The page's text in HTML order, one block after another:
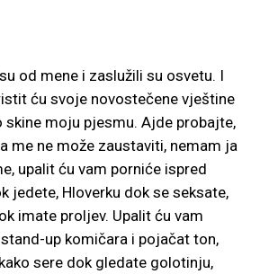
od mene i zaslužili su osvetu. I
ću svoje novostečene vještine
skine moju pjesmu. Ajde probajte,
me ne može zaustaviti, nemam ja
upalit ću vam porniće ispred
jedete, Hloverku dok se seksate,
imate proljev. Upalit ću vam
up komičara i pojačat ton,
sere dok gledate golotinju,